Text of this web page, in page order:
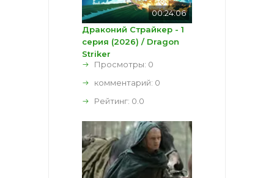
00:24:06
Драконий Страйкер - 1
серия (2026) / Dragon
Striker
Просмотры: 0
комментарий: 0
Рейтинг: 0.0